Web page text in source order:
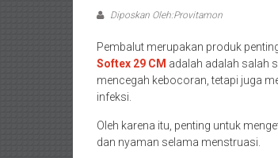
Diposkan Oleh:Provitamon
Pembalut merupakan produk
Softex 29 CM adalah adalah salah
mencegah kebocoran, tetapi juga
infeksi.
Oleh karena itu, penting untuk
dan nyaman selama menstruasi.